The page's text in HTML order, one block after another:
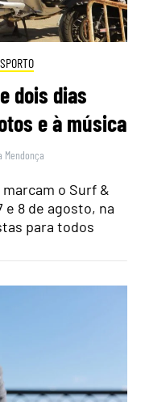
dois dias
e à música
Mendonça
o Surf &
e 8 de agosto, na
para todos